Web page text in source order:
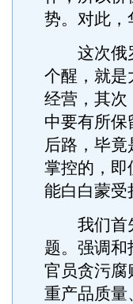
势。对此，
这次俄罗
个醒，就是
经营，其次
中要有所
后路，毕
掌控的，即
能白白蒙受
我们首先
题。强调
官员贪污腐
重产品质量